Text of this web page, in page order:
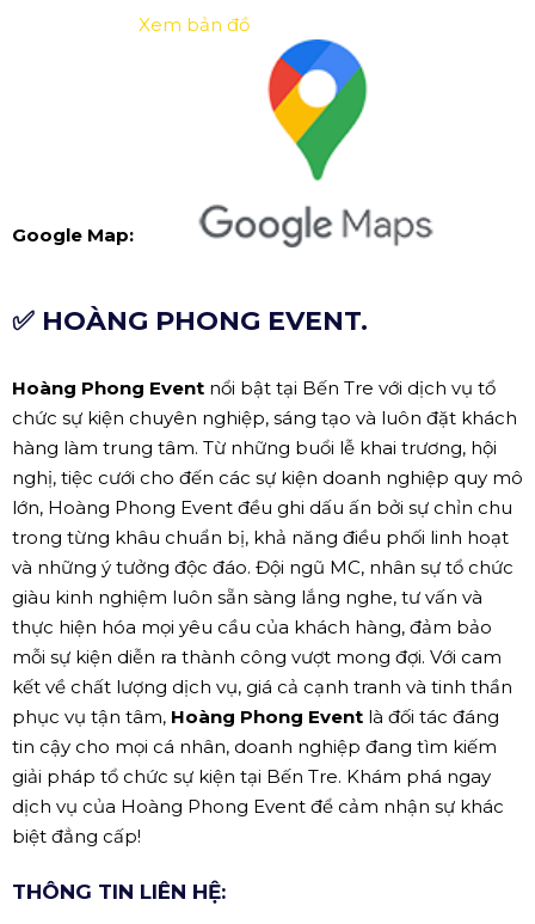
Google Map:
Xem bản đồ
✅ HOÀNG PHONG EVENT.
Hoàng Phong Event nổi bật tại Bến Tre với dịch vụ tổ
chức sự kiện chuyên nghiệp, sáng tạo và luôn đặt khách
hàng làm trung tâm. Từ những buổi lễ khai trương, hội
nghị, tiệc cưới cho đến các sự kiện doanh nghiệp quy mô
lớn, Hoàng Phong Event đều ghi dấu ấn bởi sự chỉn chu
trong từng khâu chuẩn bị, khả năng điều phối linh hoạt
và những ý tưởng độc đáo. Đội ngũ MC, nhân sự tổ chức
giàu kinh nghiệm luôn sẵn sàng lắng nghe, tư vấn và
thực hiện hóa mọi yêu cầu của khách hàng, đảm bảo
mỗi sự kiện diễn ra thành công vượt mong đợi. Với cam
kết về chất lượng dịch vụ, giá cả cạnh tranh và tinh thần
phục vụ tận tâm, Hoàng Phong Event là đối tác đáng
tin cậy cho mọi cá nhân, doanh nghiệp đang tìm kiếm
giải pháp tổ chức sự kiện tại Bến Tre. Khám phá ngay
dịch vụ của Hoàng Phong Event để cảm nhận sự khác
biệt đẳng cấp!
THÔNG TIN LIÊN HỆ: